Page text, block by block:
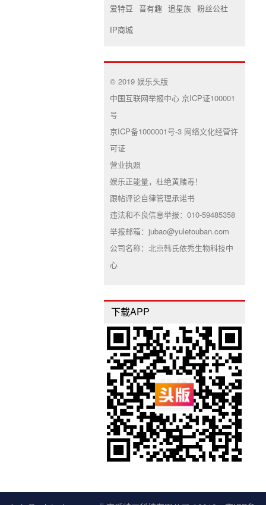
爱特豆 音有趣 追星族 粉丝公社
IP商城
© 2019 娱乐头版
中国互联网举报中心 京ICP证100001
号
京ICP备1000001号-3 网络文化经营许
可证
营业执照
娱乐正能量，杜绝黄赌毒！
跟帖评论自律管理承诺书
违法和不良信息举报：010-59485358
举报邮箱：jubao@yuletouban.com
公司名称：北京韩氏依秀生物科技中
心
下载APP